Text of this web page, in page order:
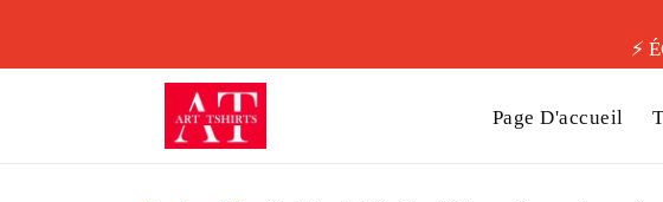
⚡️
Page D'accueil